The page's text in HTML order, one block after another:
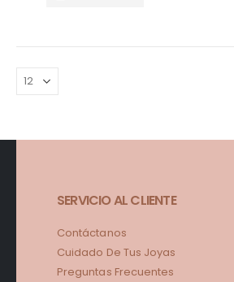
SERVICIO AL CLIENTE
Contáctanos
Cuidado De Tus Joyas
Preguntas Frecuentes